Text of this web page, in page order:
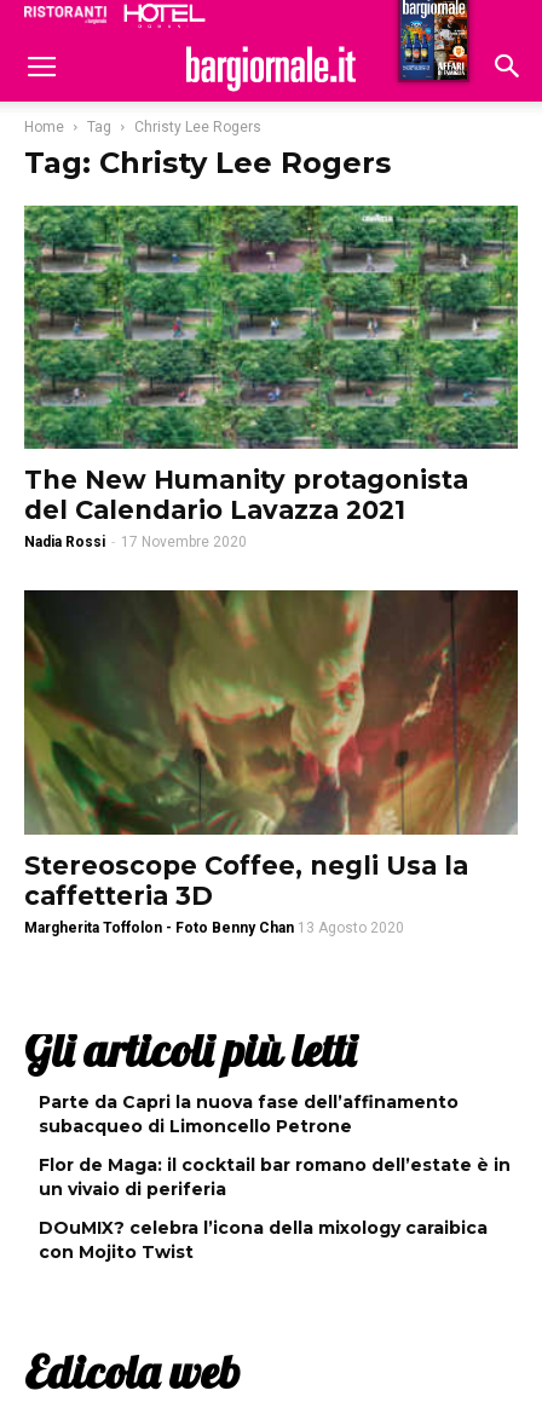
Hoteldomani
Home Tag Christy Lee Rogers
Tag: Christy Lee Rogers
The New Humanity protagonista
del Calendario Lavazza 2021
Nadia Rossi - 17 Novembre 2020
Stereoscope Coffee, negli Usa la
caffetteria 3D
Margherita Toffolon - Foto Benny Chan 13 Agosto 2020
Gli articoli più letti
Parte da Capri la nuova fase dell’affinamento
subacqueo di Limoncello Petrone
Flor de Maga: il cocktail bar romano dell’estate è in
un vivaio di periferia
DOuMIX? celebra l’icona della mixology caraibica
con Mojito Twist
Edicola web